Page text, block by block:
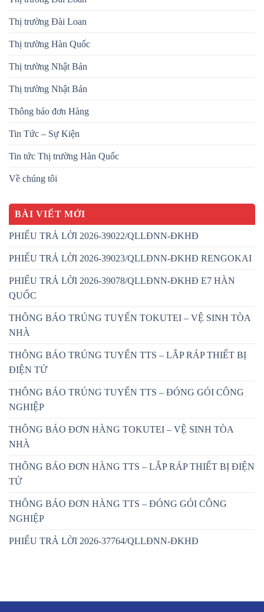
Thị trường Đài Loan
Thị trường Hàn Quốc
Thị trường Nhật Bản
Thị trường Nhật Bản
Thông báo đơn Hàng
Tin Tức – Sự Kiện
Tin tức Thị trường Hàn Quốc
Về chúng tôi
BÀI VIẾT MỚI
PHIẾU TRẢ LỜI 2026-39022/QLLĐNN-ĐKHĐ
PHIẾU TRẢ LỜI 2026-39023/QLLĐNN-ĐKHĐ RENGOKAI
PHIẾU TRẢ LỜI 2026-39078/QLLĐNN-ĐKHĐ E7 HÀN
QUỐC
THÔNG BÁO TRÚNG TUYỂN TOKUTEI – VỆ SINH TÒA
NHÀ
THÔNG BÁO TRÚNG TUYỂN TTS – LẮP RÁP THIẾT BỊ
ĐIỆN TỬ
THÔNG BÁO TRÚNG TUYỂN TTS – ĐÓNG GÓI CÔNG
NGHIỆP
THÔNG BÁO ĐƠN HÀNG TOKUTEI – VỆ SINH TÒA
NHÀ
THÔNG BÁO ĐƠN HÀNG TTS – LẮP RÁP THIẾT BỊ ĐIỆN
TỬ
THÔNG BÁO ĐƠN HÀNG TTS – ĐÓNG GÓI CÔNG
NGHIỆP
PHIẾU TRẢ LỜI 2026-37764/QLLĐNN-ĐKHĐ